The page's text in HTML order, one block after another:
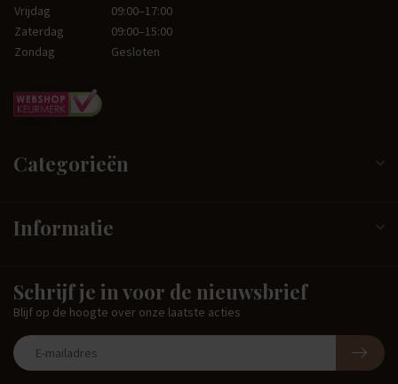
Vrijdag
09:00–17:00
Zaterdag
09:00–15:00
Zondag
Gesloten
Categorieën
Informatie
Schrijf je in voor de nieuwsbrief
Blijf op de hoogte over onze laatste acties